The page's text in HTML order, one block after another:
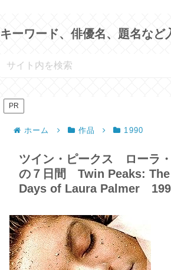
キーワード、俳優名、題名など
PR
ホーム 作品 1990
ツイン・ピークス ローラ
の７日間 Twin Peaks:
Days of Laura Palmer